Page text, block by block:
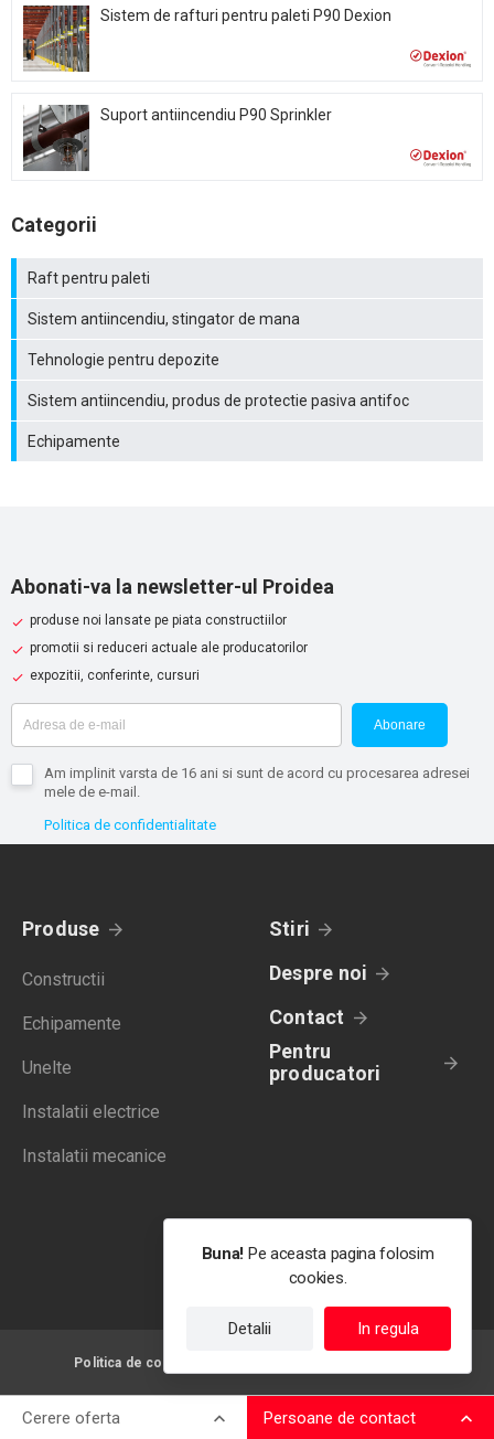
Sistem de rafturi pentru paleti P90 Dexion
Suport antiincendiu P90 Sprinkler
Categorii
Raft pentru paleti
Sistem antiincendiu, stingator de mana
Tehnologie pentru depozite
Sistem antiincendiu, produs de protectie pasiva antifoc
Echipamente
Abonati-va la newsletter-ul Proidea
produse noi lansate pe piata constructiilor
promotii si reduceri actuale ale producatorilor
expozitii, conferinte, cursuri
Abonare
Am implinit varsta de 16 ani si sunt de acord cu procesarea adresei
mele de e-mail.
Politica de confidentialitate
Produse
Constructii
Echipamente
Unelte
Instalatii electrice
Instalatii mecanice
Stiri
Despre noi
Contact
Pentru
producatori
Politica de confidentialitate
Cerere oferta Persoane de contact
Buna! Pe aceasta pagina folosim
cookies.
Detalii In regula